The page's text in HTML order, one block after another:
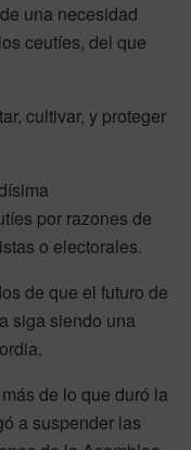
una necesidad
ceutíes, del que
cultivar, y proteger
por razones de
o electorales.
de que el futuro de
siga siendo una
de lo que duró la
a suspender las